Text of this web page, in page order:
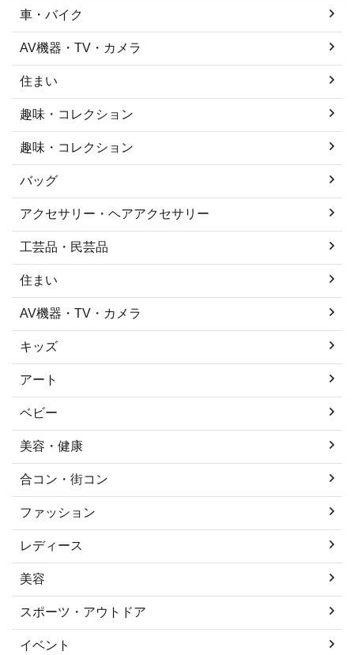
車・バイク
AV機器・TV・カメラ
住まい
趣味・コレクション
趣味・コレクション
バッグ
アクセサリー・ヘアアクセサリー
工芸品・民芸品
住まい
AV機器・TV・カメラ
キッズ
アート
ベビー
美容・健康
合コン・街コン
ファッション
レディース
美容
スポーツ・アウトドア
イベント